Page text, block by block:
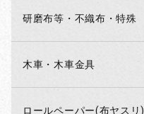
研磨布等・不織布・特殊
木車・木車金具
ロールペーパー(布ヤスリ)